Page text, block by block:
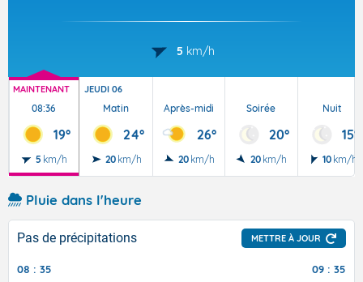
5 km/h
MAINTENANT
08:36
19°
5 km/h
JEUDI 06
Matin
24°
20 km/h
Après-midi
26°
20 km/h
Soirée
20°
20 km/h
Nuit
15°
10 km/h
Pluie dans l'heure
Pas de précipitations METTRE À JOUR
08 : 35 09 : 35